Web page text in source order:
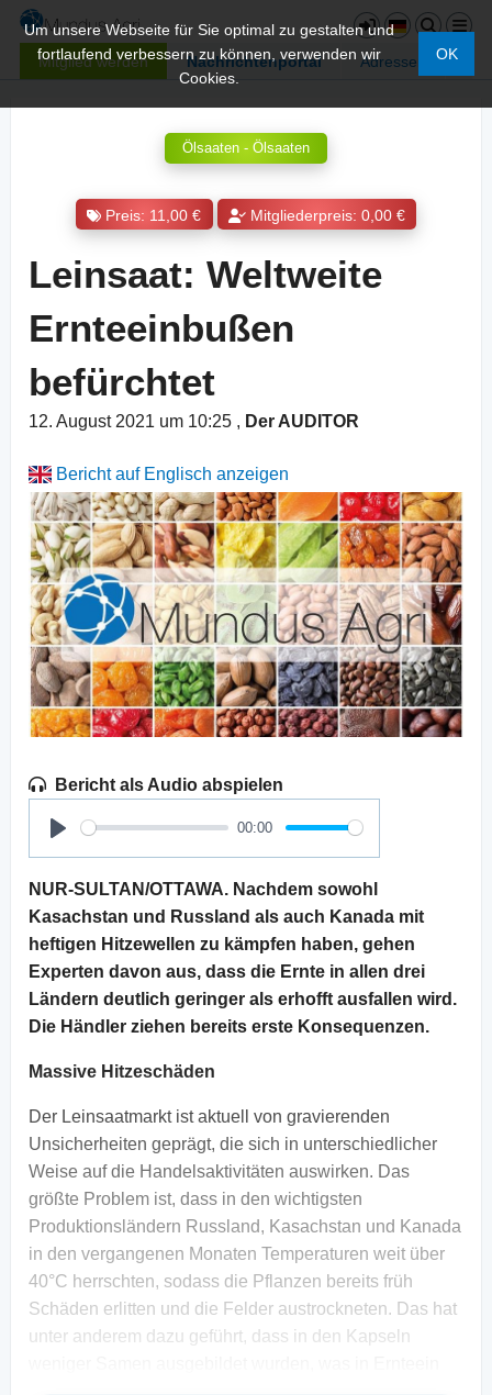
Mitglied werden Nachrichtenportal Adressen
Um unsere Webseite für Sie optimal zu gestalten und
fortlaufend verbessern zu können, verwenden wir
Cookies.
OK
Ölsaaten - Ölsaaten
Preis: 11,00 € Mitgliederpreis: 0,00 €
Leinsaat: Weltweite
Ernteeinbußen
befürchtet
12. August 2021 um 10:25 , Der AUDITOR
Bericht auf Englisch anzeigen
Bericht als Audio abspielen
Play
00:00
NUR-SULTAN/OTTAWA. Nachdem sowohl
Kasachstan und Russland als auch Kanada mit
heftigen Hitzewellen zu kämpfen haben, gehen
Experten davon aus, dass die Ernte in allen drei
Ländern deutlich geringer als erhofft ausfallen wird.
Die Händler ziehen bereits erste Konsequenzen.
Massive Hitzeschäden
Der Leinsaatmarkt ist aktuell von gravierenden
Unsicherheiten geprägt, die sich in unterschiedlicher
Weise auf die Handelsaktivitäten auswirken. Das
größte Problem ist, dass in den wichtigsten
Produktionsländern Russland, Kasachstan und Kanada
in den vergangenen Monaten Temperaturen weit über
40°C herrschten, sodass die Pflanzen bereits früh
Schäden erlitten und die Felder austrockneten. Das hat
unter anderem dazu geführt, dass in den Kapseln